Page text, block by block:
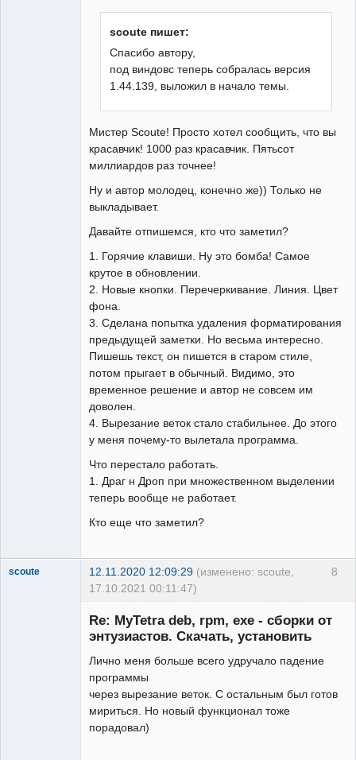
scoute пишет:
Спасибо автору,
под виндовс теперь собралась версия
1.44.139, выложил в начало темы.
Мистер Scoute! Просто хотел сообщить, что вы
красавчик! 1000 раз красавчик. Пятьсот
миллиардов раз точнее!
Ну и автор молодец, конечно же)) Только не
выкладывает.
Давайте отпишемся, кто что заметил?
1. Горячие клавиши. Ну это бомба! Самое
крутое в обновлении.
2. Новые кнопки. Перечеркивание. Линия. Цвет
фона.
3. Сделана попытка удаления форматирования
предыдущей заметки. Но весьма интересно.
Пишешь текст, он пишется в старом стиле,
потом прыгает в обычный. Видимо, это
временное решение и автор не совсем им
доволен.
4. Вырезание веток стало стабильнее. До этого
у меня почему-то вылетала программа.
Что перестало работать.
1. Драг н Дроп при множественном выделении
теперь вообще не работает.
Кто еще что заметил?
8
scoute 12.11.2020 12:09:29 (изменено: scoute,
17.10.2021 00:11:47)
Re: MyTetra deb, rpm, exe - сборки от
энтузиастов. Скачать, установить
Лично меня больше всего удручало падение
программы
через вырезание веток. С остальным был готов
мириться. Но новый функционал тоже
порадовал)